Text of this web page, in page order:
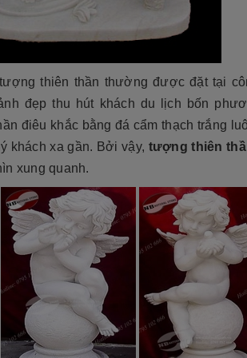
tộc. Xây dựng mộ phần không chỉ là việc
tri ân công đức dưỡng dục sinh thành
của con cháu dành cho ông bà cha mẹ
[Đọc tiếp...]
thiên thần thường được đặt tại
đẹp thu hút khách du lịch bốn
điêu khắc bằng đá cẩm thạch trắng
khách xa gần. Bởi vậy, tượng thiên
xung quanh.